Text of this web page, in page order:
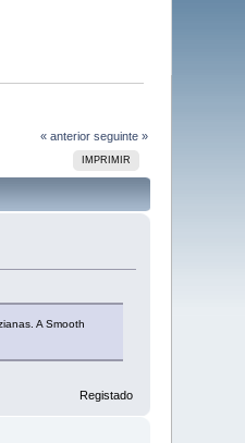
« anterior seguinte »
IMPRIMIR
A Smooth
Registado